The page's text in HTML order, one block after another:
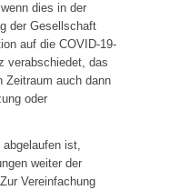
dies in der
der Gesellschaft
auf die COVID-19-
verabschiedet, das
Zeitraum auch dann
oder
abgelaufen ist,
weiter der
Vereinfachung